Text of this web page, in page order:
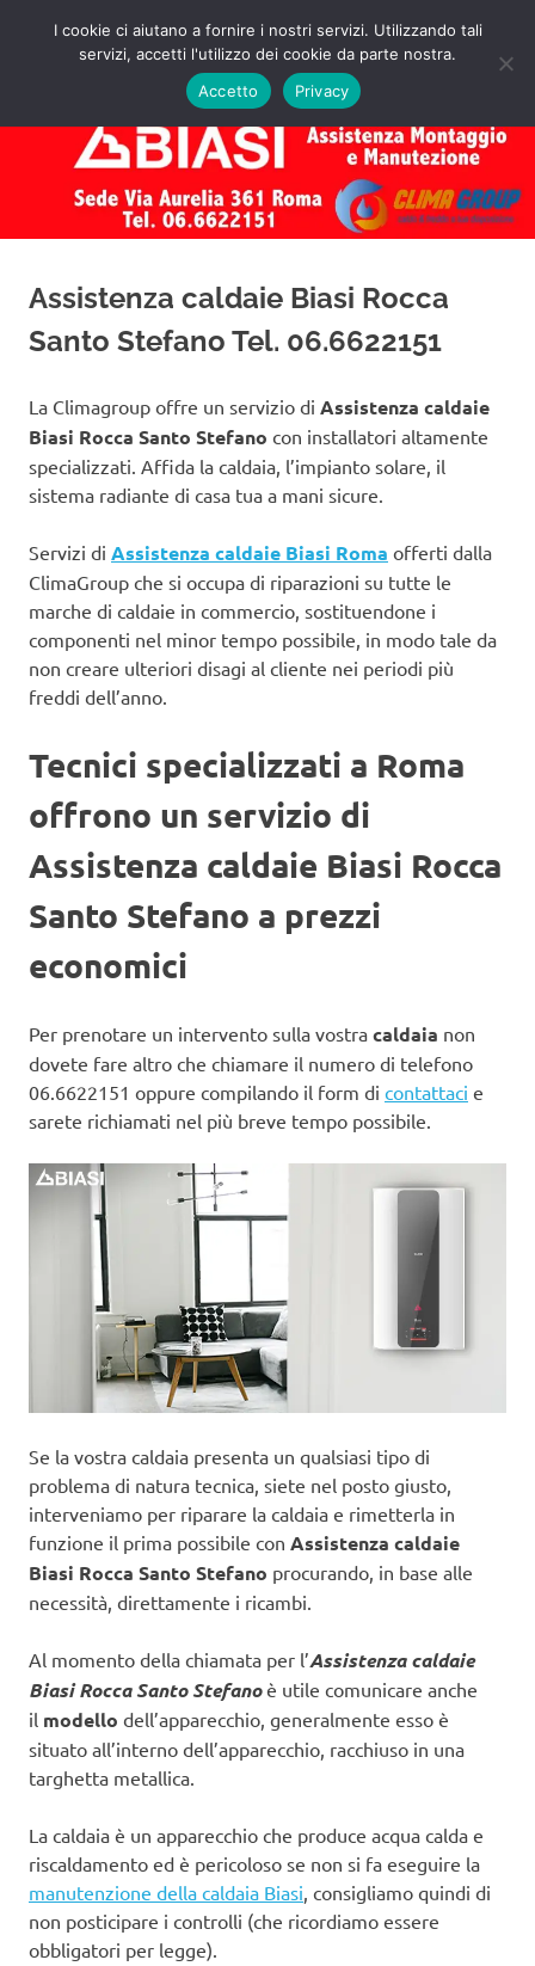
Assistenza
Caldaie
Biasi
Roma
Preventivo!
MENU
Assistenza caldaie Biasi Rocca
Santo Stefano Tel. 06.6622151
La Climagroup offre un servizio di Assistenza caldaie
Biasi Rocca Santo Stefano con installatori altamente
specializzati. Affida la caldaia, l’impianto solare, il
sistema radiante di casa tua a mani sicure.
Servizi di Assistenza caldaie Biasi Roma offerti dalla
ClimaGroup che si occupa di riparazioni su tutte le
marche di caldaie in commercio, sostituendone i
componenti nel minor tempo possibile, in modo tale da
non creare ulteriori disagi al cliente nei periodi più
freddi dell’anno.
Tecnici specializzati a Roma
offrono un servizio di
Assistenza caldaie Biasi Rocca
Santo Stefano a prezzi
economici
Per prenotare un intervento sulla vostra caldaia non
dovete fare altro che chiamare il numero di telefono
06.6622151 oppure compilando il form di contattaci e
sarete richiamati nel più breve tempo possibile.
Se la vostra caldaia presenta un qualsiasi tipo di
problema di natura tecnica, siete nel posto giusto,
interveniamo per riparare la caldaia e rimetterla in
funzione il prima possibile con Assistenza caldaie
Biasi Rocca Santo Stefano procurando, in base alle
necessità, direttamente i ricambi.
Al momento della chiamata per l’Assistenza caldaie
Biasi Rocca Santo Stefanoè utile comunicare anche
il modello dell’apparecchio, generalmente esso è
situato all’interno dell’apparecchio, racchiuso in una
targhetta metallica.
La caldaia è un apparecchio che produce acqua calda e
riscaldamento ed è pericoloso se non si fa eseguire la
manutenzione della caldaia Biasi , consigliamo quindi di
non posticipare i controlli (che ricordiamo essere
obbligatori per legge).
I cookie ci aiutano a fornire i nostri servizi. Utilizzando tali
servizi, accetti l'utilizzo dei cookie da parte nostra.
Accetto
Privacy